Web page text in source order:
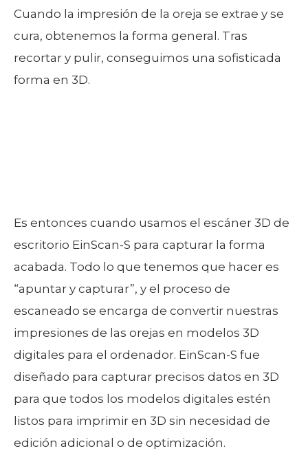
Cuando la impresión de la oreja se extrae y se
cura, obtenemos la forma general. Tras
recortar y pulir, conseguimos una sofisticada
forma en 3D.
Es entonces cuando usamos el escáner 3D de
escritorio EinScan-S para capturar la forma
acabada. Todo lo que tenemos que hacer es
“apuntar y capturar”, y el proceso de
escaneado se encarga de convertir nuestras
impresiones de las orejas en modelos 3D
digitales para el ordenador. EinScan-S fue
diseñado para capturar precisos datos en 3D
para que todos los modelos digitales estén
listos para imprimir en 3D sin necesidad de
edición adicional o de optimización.